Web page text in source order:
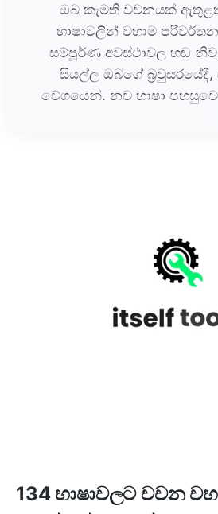
ඔබ කැමති වචනයක්
භාෂාවලින් වහාම
සම්පූර්ණ අවස්ථාවල හඬ
සියල්ල ඔබගේ
වේගයෙන්. නව භාෂා
134 භාෂාවලට වචන